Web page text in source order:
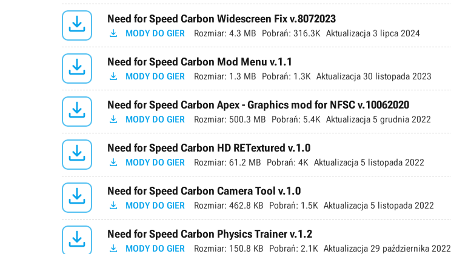
 Need for Speed Carbon Widescreen Fix v.8072023
 MODY DO GIER Rozmiar: 4.3 MB Pobrań: 316.3K Aktualizacja 3 lipca 2024
 Need for Speed Carbon Mod Menu v.1.1
 MODY DO GIER Rozmiar: 1.3 MB Pobrań: 1.3K Aktualizacja 30 listopada 2023
 Need for Speed Carbon Apex - Graphics mod for NFSC v.10062020
 MODY DO GIER Rozmiar: 500.3 MB Pobrań: 5.4K Aktualizacja 5 grudnia 2022
 Need for Speed Carbon HD RETextured v.1.0
 MODY DO GIER Rozmiar: 61.2 MB Pobrań: 4K Aktualizacja 5 listopada 2022
 Need for Speed Carbon Camera Tool v.1.0
 MODY DO GIER Rozmiar: 462.8 KB Pobrań: 1.5K Aktualizacja 5 listopada 2022
 Need for Speed Carbon Physics Trainer v.1.2
 MODY DO GIER Rozmiar: 150.8 KB Pobrań: 2.1K Aktualizacja 29 października 2022